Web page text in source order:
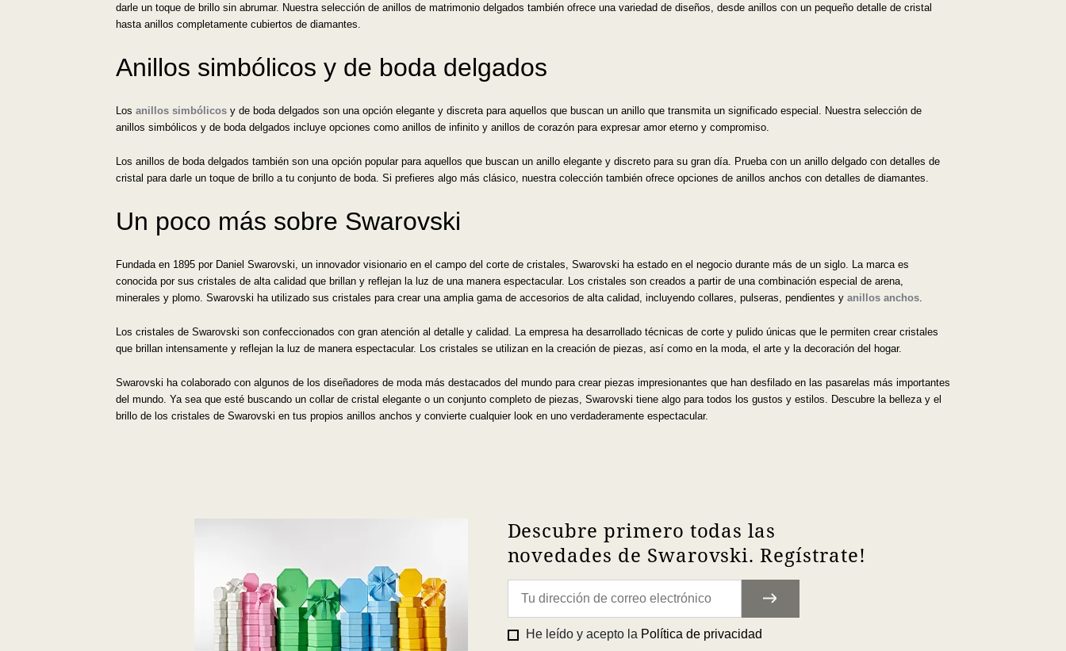
darle un toque de brillo sin abrumar. Nuestra selección de anillos de matrimonio delgados también ofrece una variedad de diseños, desde anillos con un pequeño detalle de cristal
hasta anillos completamente cubiertos de diamantes.
Anillos simbólicos y de boda delgados
Los anillos simbólicosy de boda delgados son una opción elegante y discreta para aquellos que buscan un anillo que transmita un significado especial. Nuestra selección de
anillos simbólicos y de boda delgados incluye opciones como anillos de infinito y anillos de corazón para expresar amor eterno y compromiso.
Los anillos de boda delgados también son una opción popular para aquellos que buscan un anillo elegante y discreto para su gran día. Prueba con un anillo delgado con detalles de
cristal para darle un toque de brillo a tu conjunto de boda. Si prefieres algo más clásico, nuestra colección también ofrece opciones de anillos anchos con detalles de diamantes.
Un poco más sobre Swarovski
Fundada en 1895 por Daniel Swarovski, un innovador visionario en el campo del corte de cristales, Swarovski ha estado en el negocio durante más de un siglo. La marca es
conocida por sus cristales de alta calidad que brillan y reflejan la luz de una manera espectacular. Los cristales son creados a partir de una combinación especial de arena,
minerales y plomo. Swarovski ha utilizado sus cristales para crear una amplia gama de accesorios de alta calidad, incluyendo collares, pulseras, pendientes y anillos anchos.
Los cristales de Swarovski son confeccionados con gran atención al detalle y calidad. La empresa ha desarrollado técnicas de corte y pulido únicas que le permiten crear cristales
que brillan intensamente y reflejan la luz de manera espectacular. Los cristales se utilizan en la creación de piezas, así como en la moda, el arte y la decoración del hogar.
Swarovski ha colaborado con algunos de los diseñadores de moda más destacados del mundo para crear piezas impresionantes que han desfilado en las pasarelas más importantes
del mundo. Ya sea que esté buscando un collar de cristal elegante o un conjunto completo de piezas, Swarovski tiene algo para todos los gustos y estilos. Descubre la belleza y el
brillo de los cristales de Swarovski en tus propios anillos anchos y convierte cualquier look en uno verdaderamente espectacular.
Descubre primero todas las
novedades de Swarovski. Regístrate!
He leído y acepto la Política de privacidad